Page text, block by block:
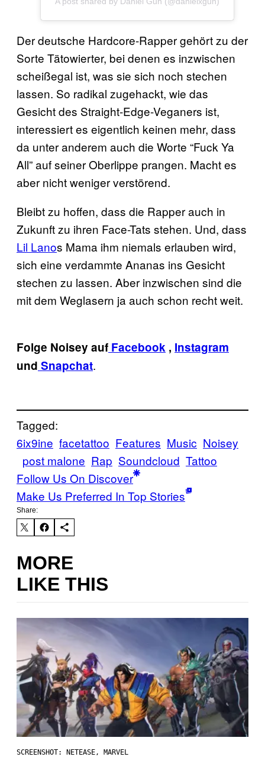
Der deutsche Hardcore-Rapper gehört zu der
Sorte Tätowierter, bei denen es inzwischen
scheißegal ist, was sie sich noch stechen
lassen. So radikal zugehackt, wie das
Gesicht des Straight-Edge-Veganers ist,
interessiert es eigentlich keinen mehr, dass
da unter anderem auch die Worte “Fuck Ya
All” auf seiner Oberlippe prangen. Macht es
aber nicht weniger verstörend.
Bleibt zu hoffen, dass die Rapper auch in
Zukunft zu ihren Face-Tats stehen. Und, dass
Lil Lanos Mama ihm niemals erlauben wird,
sich eine verdammte Ananas ins Gesicht
stechen zu lassen. Aber inzwischen sind die
mit dem Weglasern ja auch schon recht weit.
Folge Noisey auf Facebook , Instagram
und Snapchat.
Tagged:
6ix9ine facetattoo Features Music Noisey
post malone Rap Soundcloud Tattoo
Follow Us On Discover
Make Us Preferred In Top Stories
Share:
MORE
LIKE THIS
SCREENSHOT: NETEASE, MARVEL